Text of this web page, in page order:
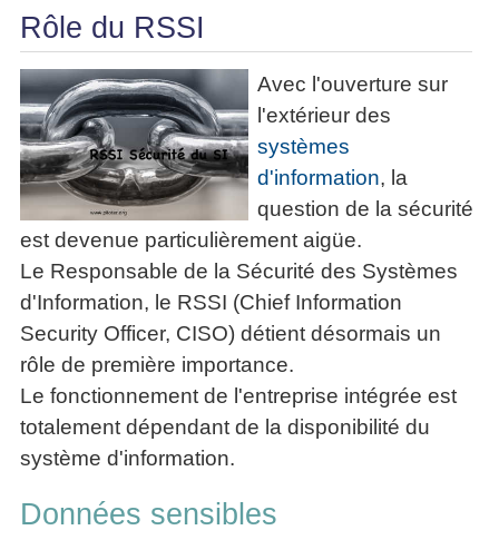
articles
Innover
»»»
▶
Décider
au
quotidien
Le
processus
de
Décision
La
Décision
en
équipe
Les
Techniques
décision
Tous
Les
technologies
SI
▶
Tous
les
articles
DSI
»»»
Comment
devenir
un
bon
décideur ?
Comment
Manager
par
l'entraide ?
Tous
les
articles
Efficacité
»»»
décisionnels
Tous
les
articles
Analyse
de
Données
»»»
de
bord
BI
Formation
Management
de
Projet
Formation
Entrepreneuriat
▶
Tous
articles
Cours
»»»
▶
ebook
PDF
Rôle du RSSI
Avec l'ouverture sur
l'extérieur des
systèmes
d'information, la
question de la sécurité
est devenue particulièrement aigüe.
Le Responsable de la Sécurité des Systèmes
d'Information, le RSSI (Chief Information
Security Officer, CISO) détient désormais un
rôle de première importance.
Le fonctionnement de l'entreprise intégrée est
totalement dépendant de la disponibilité du
système d'information.
Données sensibles